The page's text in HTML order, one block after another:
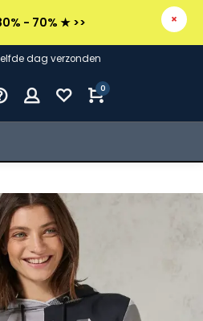
- 70% ★ >>
dag verzonden
0